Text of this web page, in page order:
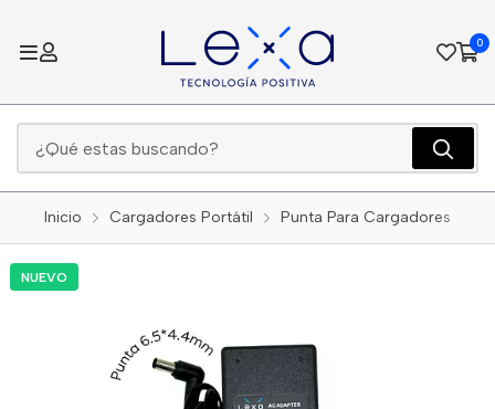
0
Inicio Cargadores Portátil Punta Para Cargadores
NUEVO